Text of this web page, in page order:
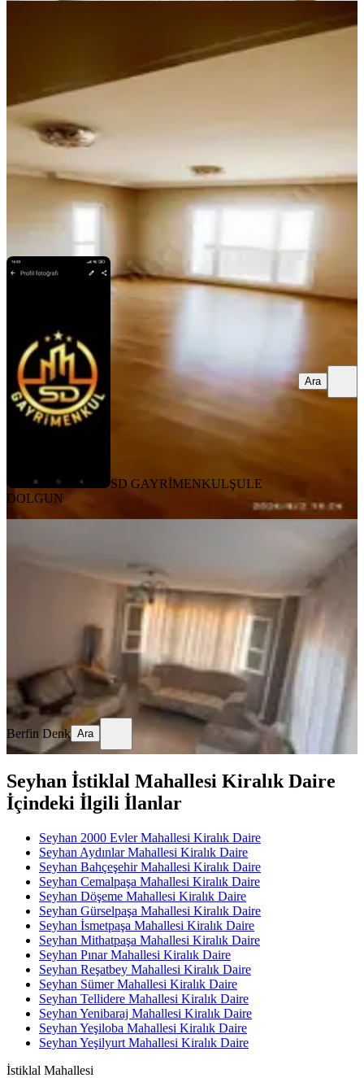
Sd Emlak & Gayrimenkulden Kıyı
Boyu İsmetpaşa 3+1 Kiralık Daire
Seyhan, İsmetpaşa Mahallesi
SD GAYRİMENKUL ŞULE DOLGUN
SD GAYRİMENKULŞULE
DOLGUN
Ara
Seyhan, Ziyapaşa Mahallesi
·130 m²·1. Kat·06.08.2026
10.000 ₺
Berfin Denk
Ara
Berfin Denk Ara
Seyhan İstiklal Mahallesi Kiralık Daire
İçindeki İlgili İlanlar
Seyhan 2000 Evler Mahallesi Kiralık Daire
Seyhan Aydınlar Mahallesi Kiralık Daire
Seyhan Bahçeşehir Mahallesi Kiralık Daire
Seyhan Cemalpaşa Mahallesi Kiralık Daire
Seyhan Döşeme Mahallesi Kiralık Daire
Seyhan Gürselpaşa Mahallesi Kiralık Daire
Seyhan İsmetpaşa Mahallesi Kiralık Daire
Seyhan Mithatpaşa Mahallesi Kiralık Daire
Seyhan Pınar Mahallesi Kiralık Daire
Seyhan Reşatbey Mahallesi Kiralık Daire
Seyhan Sümer Mahallesi Kiralık Daire
Seyhan Tellidere Mahallesi Kiralık Daire
Seyhan Yenibaraj Mahallesi Kiralık Daire
Seyhan Yeşiloba Mahallesi Kiralık Daire
Seyhan Yeşilyurt Mahallesi Kiralık Daire
İstiklal Mahallesi